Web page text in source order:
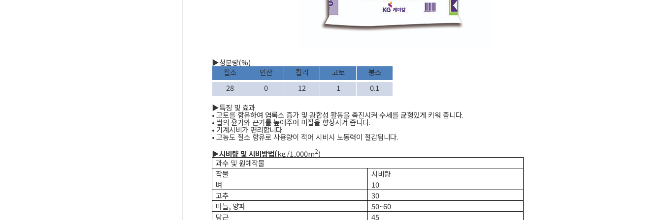
▶성분량(%)
질소
인산 칼리 고토
붕소
28
0 12 1
0.1
▶특징 및 효과
•고토를 함유하여 엽록소 증가 및 광합성 활동을 촉진시켜 수세를 균형있게 키워 줍니다.
• 쌀의 윤기와 끈기를 높여주어 미질을 향상시켜 줍니다.
• 기계시비가 편리합니다.
•고농도 질소 함유로 사용량이 적어 시비시 노동력이 절감됩니다.
▶시비량 및 시비방법(kg/1,000m2)
과수 및 원예작물
작물
시비량
벼
10
고추
30
마늘, 양파
50~60
당근
45